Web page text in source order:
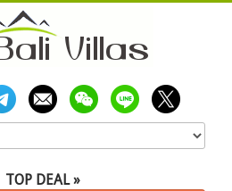
TOP DEAL »